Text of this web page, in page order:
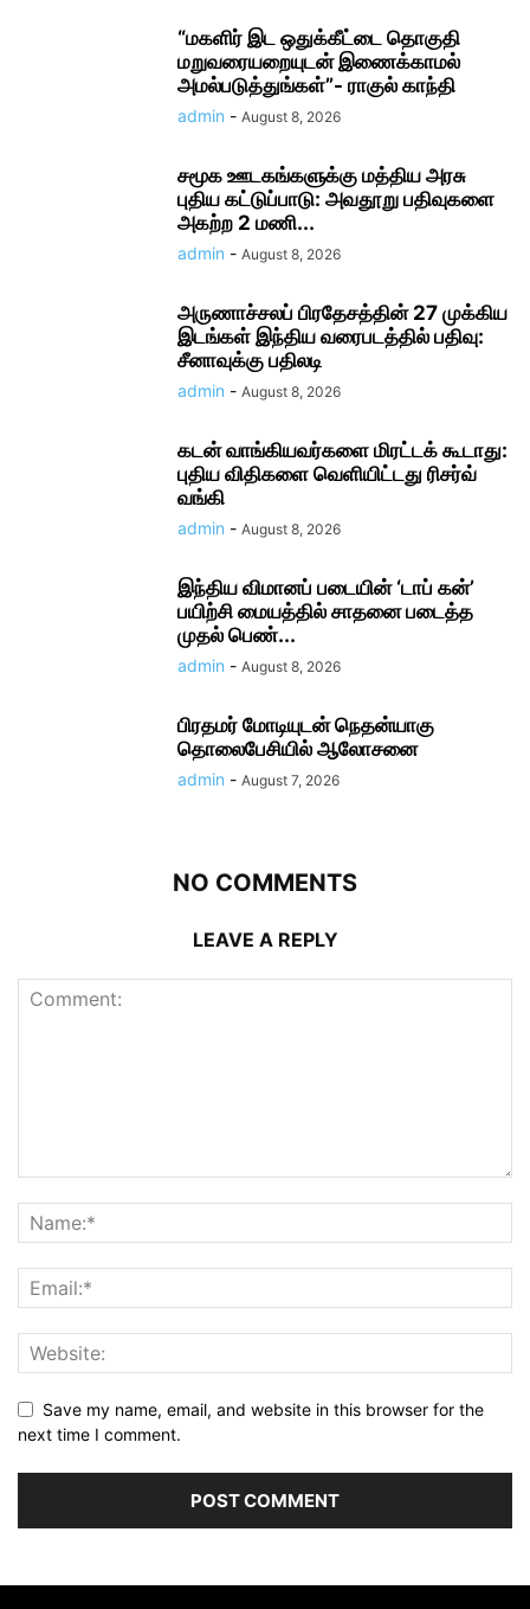
“மகளிர் இட ஒதுக்கீட்டை தொகுதி
மறுவரையறையுடன் இணைக்காமல்
அமல்படுத்துங்கள்”- ராகுல் காந்தி
admin - August 8, 2026
சமூக ஊடகங்களுக்கு மத்திய அரசு
புதிய கட்டுப்பாடு: அவதூறு பதிவுகளை
அகற்ற 2 மணி...
admin - August 8, 2026
அருணாச்சலப் பிரதேசத்தின் 27 முக்கிய
இடங்கள் இந்திய வரைபடத்தில் பதிவு:
சீனாவுக்கு பதிலடி
admin - August 8, 2026
கடன் வாங்கியவர்களை மிரட்டக் கூடாது:
புதிய விதிகளை வெளியிட்டது ரிசர்வ்
வங்கி
admin - August 8, 2026
இந்திய விமானப் படையின் ‘டாப் கன்’
பயிற்சி மையத்தில் சாதனை படைத்த
முதல் பெண்...
admin - August 8, 2026
பிரதமர் மோடி​யுடன் நெதன்யாகு
தொலைபேசியில் ஆலோ​சனை
admin - August 7, 2026
NO COMMENTS
LEAVE A REPLY
Save my name, email, and website in this browser for the
next time I comment.